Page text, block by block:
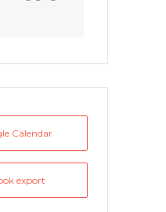
Calendar
export